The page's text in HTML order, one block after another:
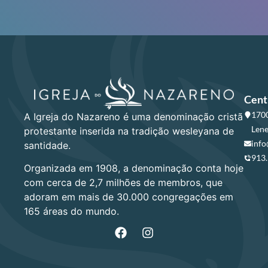
A Igreja do Nazareno é uma denominação cristã
protestante inserida na tradição wesleyana de
santidade.
Organizada em 1908, a denominação conta hoje
com cerca de 2,7 milhões de membros, que
adoram em mais de 30.000 congregações em
165 áreas do mundo.